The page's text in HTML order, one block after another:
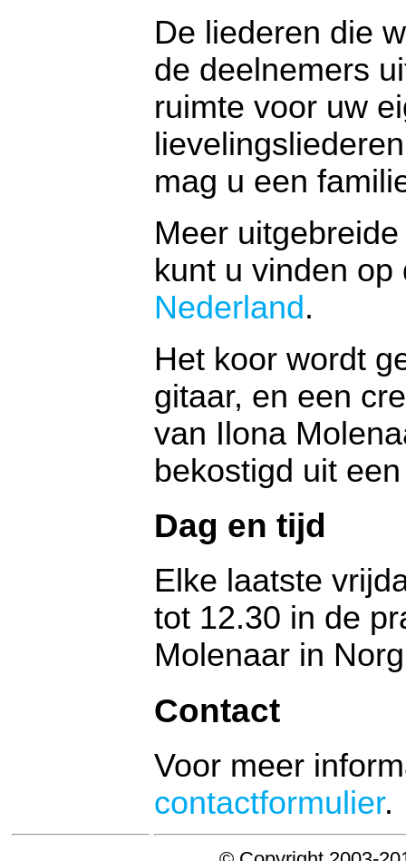
De liederen die
de deelnemers
ruimte voor uw
mag u een
Meer
kunt u vinden
Nederland.
Het koor wordt
gitaar, en een
van Ilona
bekostigd uit
Dag en tijd
Elke laatste
tot 12.30 in de
Molenaar in
Contact
Voor meer
contactformulier.